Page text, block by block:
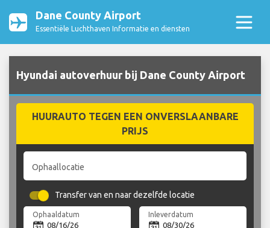
Dane County Airport
Essentiële Luchthaven Informatie en diensten
Hyundai autoverhuur bij Dane County Airport
HUURAUTO TEGEN EEN ONVERSLAANBARE
PRIJS
Ophaallocatie
Transfer van en naar dezelfde locatie
Ophaaldatum Inleverdatum